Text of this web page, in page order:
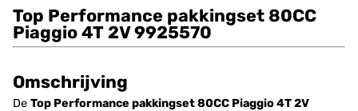
Top Performance pakkingset 80CC
Piaggio 4T 2V 9925570
Omschrijving
De Top Performance pakkingset 80CC Piaggio 4T 2V